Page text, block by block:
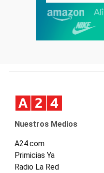
Nuestros Medios
A24.com
Primicias Ya
Radio La Red